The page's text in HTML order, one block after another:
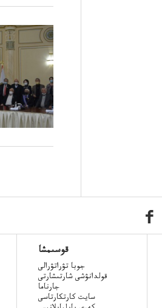
قوسىمشا
جوبا تۋراتۋرالى
قولدانۋشى شارتىشارتى
جارناما
سايت كارتكارتاسى